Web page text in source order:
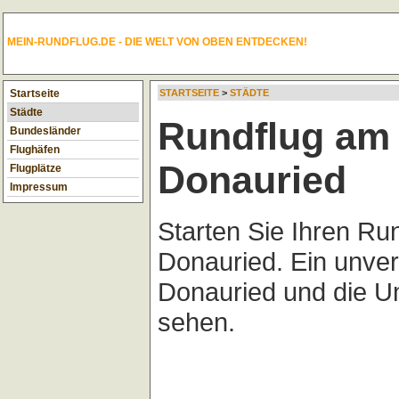
MEIN-RUNDFLUG.DE - DIE WELT VON OBEN ENTDECKEN!
Startseite
Städte
Bundesländer
Flughäfen
Flugplätze
Impressum
STARTSEITE > STÄDTE
Rundflug
Donauried
Starten Sie Ihren
Donauried. Ein
Donauried und die
sehen.